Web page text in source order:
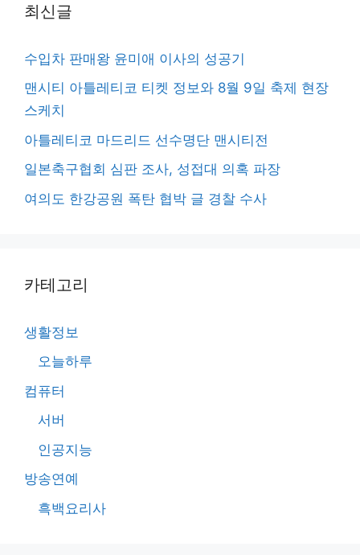
최신글
수입차 판매왕 윤미애 이사의 성공기
맨시티 아틀레티코 티켓 정보와 8월 9일 축제 현장
스케치
아틀레티코 마드리드 선수명단 맨시티전
일본축구협회 심판 조사, 성접대 의혹 파장
여의도 한강공원 폭탄 협박 글 경찰 수사
카테고리
생활정보
오늘하루
컴퓨터
서버
인공지능
방송연예
흑백요리사